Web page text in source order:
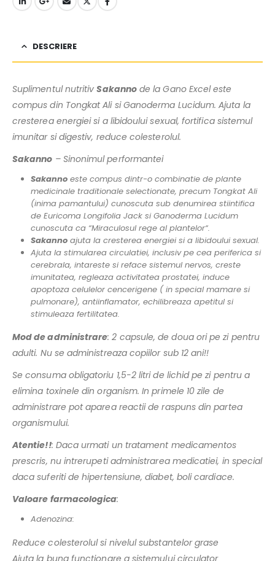
DESCRIERE
Suplimentul nutritivSakannode la Gano Excel este
compus din Tongkat Ali si Ganoderma Lucidum. Ajuta la
cresterea energiei si a libidoului sexual, fortifica sistemul
imunitar si digestiv, reduce colesterolul.
Sakanno – Sinonimul performantei
Sakannoeste compus dintr-o combinatie de plante
medicinale traditionale selectionate, precum Tongkat Ali
(inima pamantului) cunoscuta sub denumirea stiintifica
de Euricoma Longifolia Jack si Ganoderma Lucidum
cunoscuta ca “Miraculosul rege al plantelor“.
Sakannoajuta la cresterea energiei si a libidoului sexual.
Ajuta la stimularea circulatiei, inclusiv pe cea periferica si
cerebrala, intareste si reface sistemul nervos, creste
imunitatea, regleaza activitatea prostatei, induce
apoptoza celulelor cencerigene ( in special mamare si
pulmonare), antiinflamator, echilibreaza apetitul si
stimuleaza fertilitatea.
Mod de administrare: 2 capsule, de doua ori pe zi pentru
adulti. Nu se administreaza copiilor sub 12 ani!!
Se consuma obligatoriu 1,5-2 litri de lichid pe zi pentru a
elimina toxinele din organism. In primele 10 zile de
administrare pot aparea reactii de raspuns din partea
organismului.
Atentie!!: Daca urmati un tratament medicamentos
prescris, nu intrerupeti administrarea medicatiei, in special
daca suferiti de hipertensiune, diabet, boli cardiace.
Valoare farmacologica:
Adenozina:
Reduce colesterolul si nivelul substantelor grase